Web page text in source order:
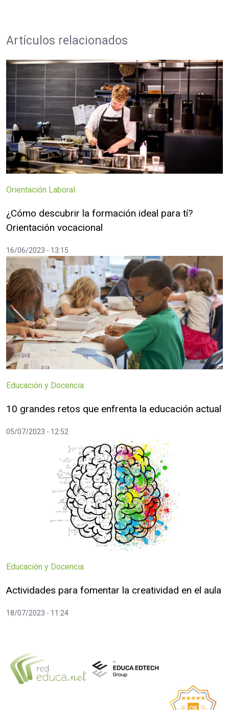
Artículos relacionados
Orientación Laboral
¿Cómo descubrir la formación ideal para tí?
Orientación vocacional
16/06/2023 - 13:15
Educación y Docencia
10 grandes retos que enfrenta la educación actual
05/07/2023 - 12:52
Educación y Docencia
Actividades para fomentar la creatividad en el aula
18/07/2023 - 11:24